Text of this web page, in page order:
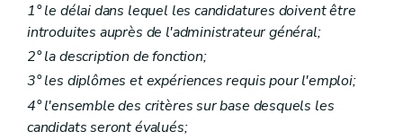
1° le délai dans lequel les candidatures doivent être
introduites auprès de l'administrateur général;
2° la description de fonction;
3° les diplômes et expériences requis pour l'emploi;
4° l'ensemble des critères sur base desquels les
candidats seront évalués;